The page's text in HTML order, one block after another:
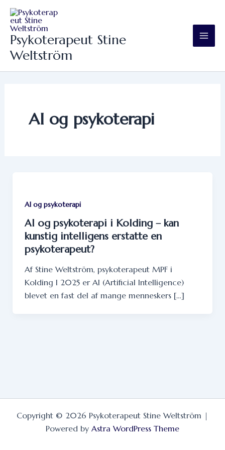
Skip
content
Psykoterapeut Stine
Weltström
AI og psykoterapi
AI og psykoterapi
AI og psykoterapi i Kolding – kan
kunstig intelligens erstatte en
psykoterapeut?
Af Stine Weltström, psykoterapeut MPF i
Kolding I 2025 er AI (Artificial Intelligence)
blevet en fast del af mange menneskers […]
Copyright © 2026 Psykoterapeut Stine Weltström |
Powered by Astra WordPress Theme